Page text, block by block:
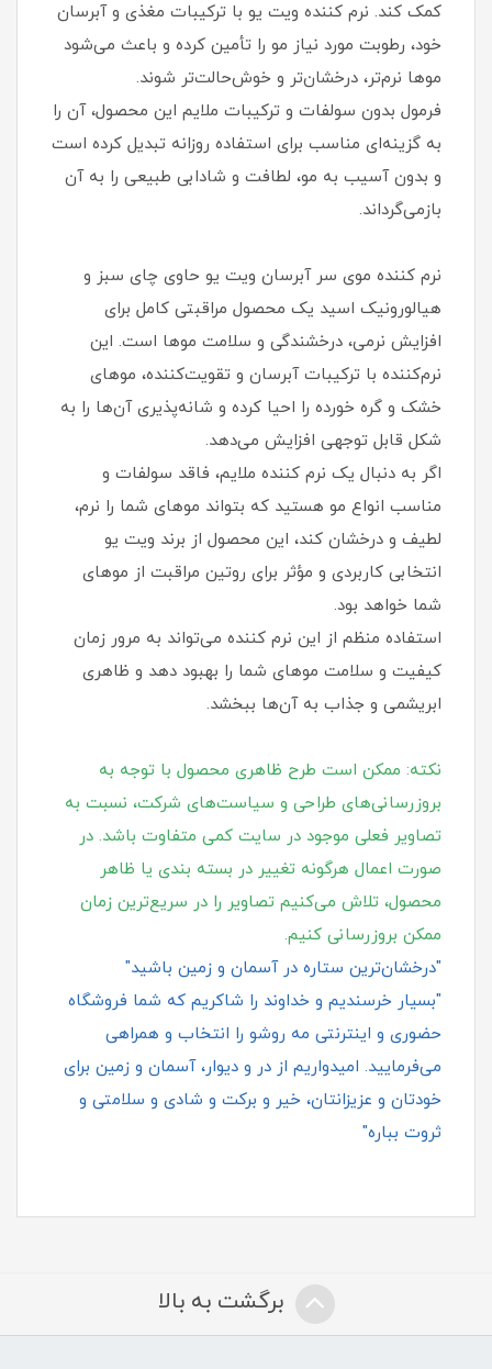
کمک کند. نرم کننده ویت یو با ترکیبات مغذی و آبرسان
خود، رطوبت مورد نیاز مو را تأمین کرده و باعث می‌شود
موها نرم‌تر، درخشان‌تر و خوش‌حالت‌تر شوند.
فرمول بدون سولفات و ترکیبات ملایم این محصول، آن را
به گزینه‌ای مناسب برای استفاده روزانه تبدیل کرده است
و بدون آسیب به مو، لطافت و شادابی طبیعی را به آن
بازمی‌گرداند.
نرم کننده موی سر آبرسان ویت یو حاوی چای سبز و
هیالورونیک اسید یک محصول مراقبتی کامل برای
افزایش نرمی، درخشندگی و سلامت موها است. این
نرم‌کننده با ترکیبات آبرسان و تقویت‌کننده، موهای
خشک و گره خورده را احیا کرده و شانه‌پذیری آن‌ها را به
شکل قابل توجهی افزایش می‌دهد.
اگر به دنبال یک نرم کننده ملایم، فاقد سولفات و
مناسب انواع مو هستید که بتواند موهای شما را نرم،
لطیف و درخشان کند، این محصول از برند ویت یو
انتخابی کاربردی و مؤثر برای روتین مراقبت از موهای
شما خواهد بود.
استفاده منظم از این نرم کننده می‌تواند به مرور زمان
کیفیت و سلامت موهای شما را بهبود دهد و ظاهری
ابریشمی و جذاب به آن‌ها ببخشد.
نکته: ممکن است طرح ظاهری محصول با توجه به
بروزرسانی‌های طراحی و سیاست‌های شرکت، نسبت به
تصاویر فعلی موجود در سایت کمی متفاوت باشد. در
صورت اعمال هرگونه تغییر در بسته‌ بندی یا ظاهر
محصول، تلاش می‌کنیم تصاویر را در سریع‌ترین زمان
ممکن بروزرسانی کنیم.
"درخشان‌ترین ستاره در آسمان و زمین باشید"
"بسیار خرسندیم و خداوند را شاکریم که شما فروشگاه
حضوری و اینترنتی مه روشو را انتخاب و همراهی
می‌فرمایید. امیدواریم از در و دیوار، آسمان و زمین برای
خودتان و عزیزانتان، خیر و برکت و شادی و سلامتی و
ثروت بباره"
برگشت به بالا